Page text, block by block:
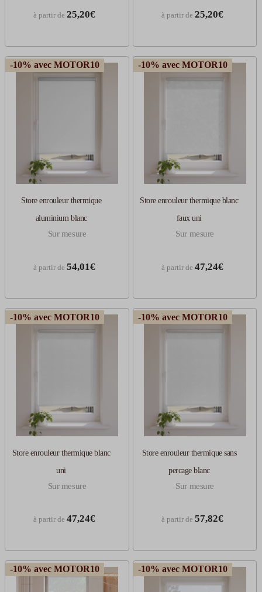
à partir de 25,20€ à partir de 25,20€
-10% avec MOTOR10
Store enrouleur thermique
aluminium blanc
Sur mesure
à partir de 54,01€
-10% avec MOTOR10
Store enrouleur thermique blanc
faux uni
Sur mesure
à partir de 47,24€
-10% avec MOTOR10
Store enrouleur thermique blanc
uni
Sur mesure
à partir de 47,24€
-10% avec MOTOR10
Store enrouleur thermique sans
percage blanc
Sur mesure
à partir de 57,82€
-10% avec MOTOR10 -10% avec MOTOR10